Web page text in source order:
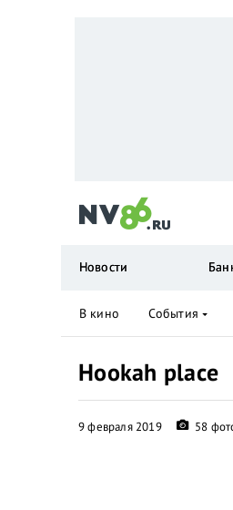
Hookah place
9 февраля 2019 58
Новости
В кино События